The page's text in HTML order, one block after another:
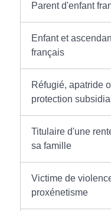
Parent d'enfant
Enfant et
français
Réfugié, apatride
protection
Titulaire d'une
sa famille
Victime de
proxénetisme